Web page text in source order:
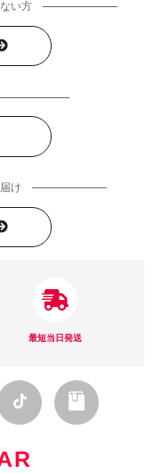
い方
け
最短当日発送